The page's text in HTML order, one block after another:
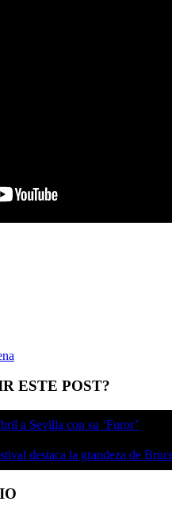
ESTE POST?
a Sevilla con su ‘Furor’
destaca la grandeza de